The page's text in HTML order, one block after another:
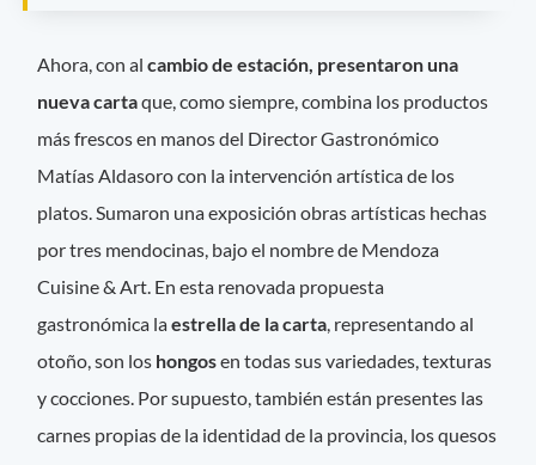
Ahora, con alcambio de estación, presentaron una
nueva cartaque, como siempre, combina los productos
más frescos en manos del Director Gastronómico
Matías Aldasoro con la intervención artística de los
platos. Sumaron una exposición obras artísticas hechas
por tres mendocinas, bajo el nombre de Mendoza
Cuisine & Art. En esta renovada propuesta
gastronómica laestrella de la carta , representando al
otoño, son los hongosen todas sus variedades, texturas
y cocciones. Por supuesto, también están presentes las
carnes propias de la identidad de la provincia, los quesos